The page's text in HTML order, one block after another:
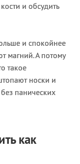
и обсудить
и спокойнее
магний. А потому
такое
носки и
панических
как